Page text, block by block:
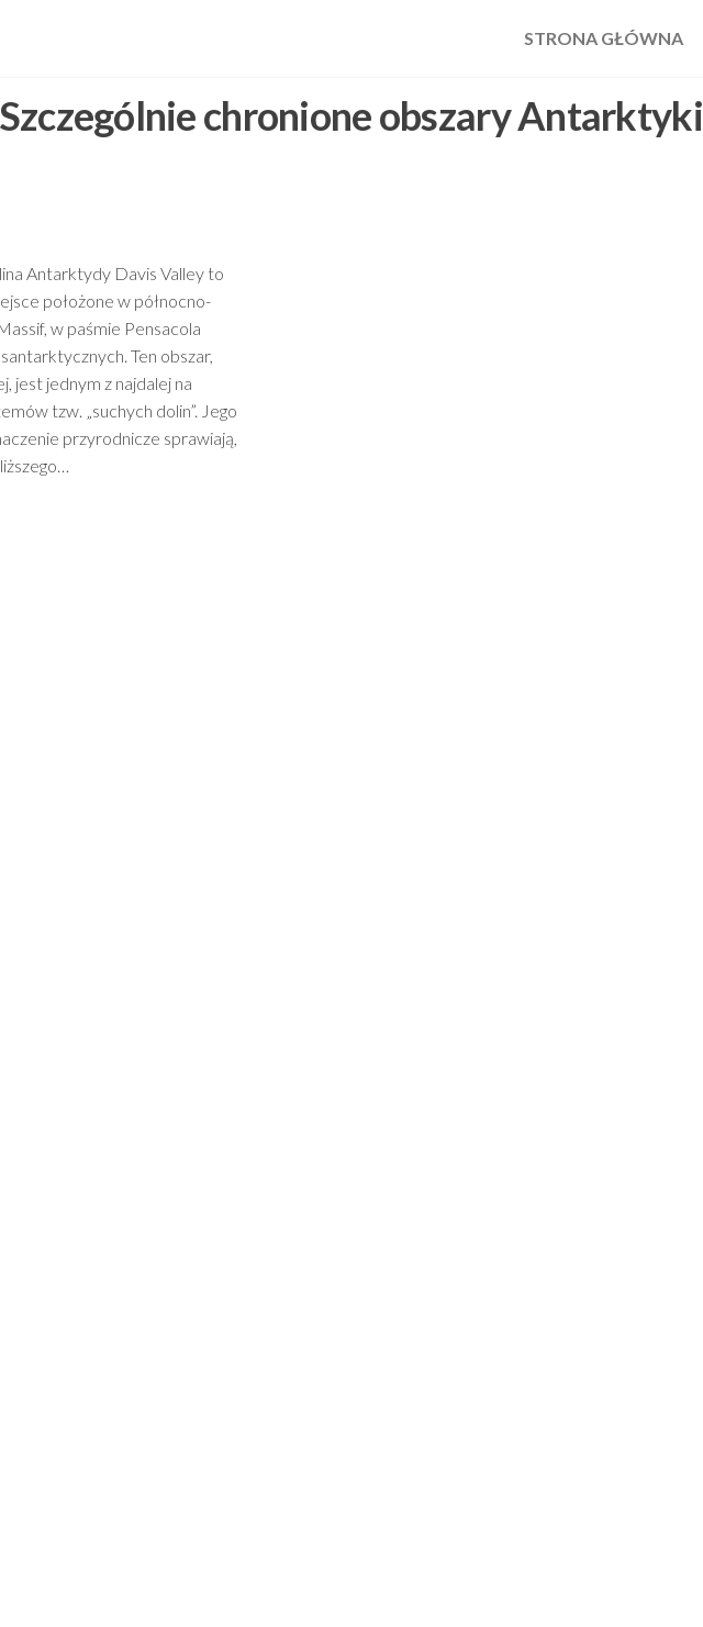
STRONA GŁÓWNA
Szczególnie chronione obszary Antarktyki
Antarktydy Davis Valley to
położone w północno-
w paśmie Pensacola
Ten obszar,
jest jednym z najdalej na
tzw. „suchych dolin”. Jego
przyrodnicze sprawiają,